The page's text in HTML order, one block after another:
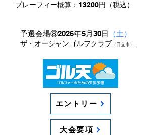
​プレーフィー概算：13200円（税込）
予選会場⑧2026年5月30日 （土）
ザ・オーシャンゴルフクラブ （日立市）
エントリー
大会要項